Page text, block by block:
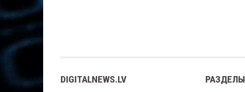
DIGITALNEWS.LV РАЗДЕЛЫ